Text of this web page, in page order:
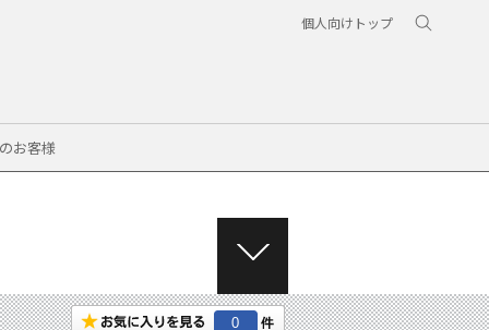
個人向けトップ
お客様
E
N 0